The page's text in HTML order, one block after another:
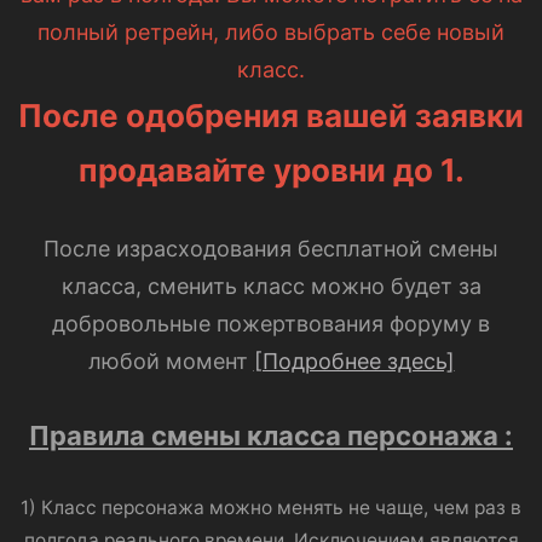
полный ретрейн, либо выбрать себе новый
класс.
После одобрения вашей заявки
продавайте уровни до 1.
После израсходования бесплатной смены
класса, сменить класс можно будет за
добровольные пожертвования форуму в
любой момент [Подробнее здесь]
Правила смены класса персонажа :
1) Класс персонажа можно менять не чаще, чем раз в